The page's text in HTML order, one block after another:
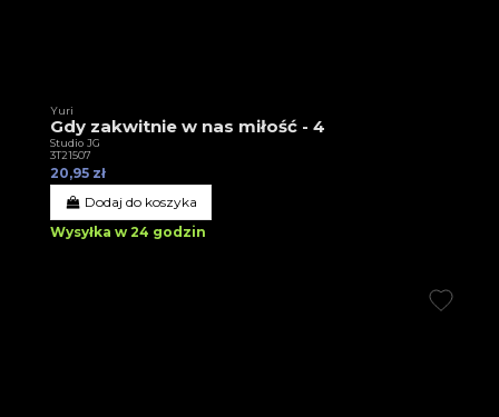
Yuri
Gdy zakwitnie w nas miłość - 4
Studio JG
3T21507
20,95 zł
Dodaj do koszyka
Wysyłka w 24 godzin